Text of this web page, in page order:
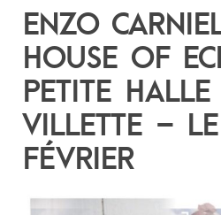
ENZO
HOUSE OF
PETITE
VILLETTE –
FÉVRIER